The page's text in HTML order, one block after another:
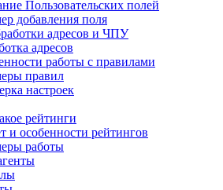
Пользовательских полей
добавления поля
адресов и ЧПУ
адресов
работы с правилами
правил
настроек
рейтинги
и особенности рейтингов
работы